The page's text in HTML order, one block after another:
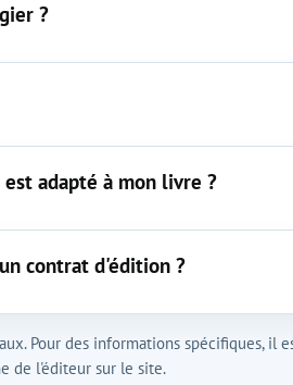
?
adapté à mon livre ?
contrat d'édition ?
Pour des informations spécifiques, il
de l'éditeur sur le site.